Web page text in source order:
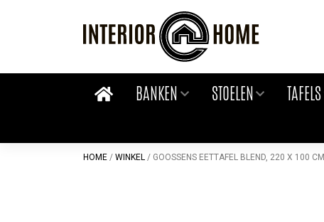
BANKEN STOELEN TAFELS
HOME / WINKEL / GOOSSENS EETTAFEL BLEND, 220 X 100 CM